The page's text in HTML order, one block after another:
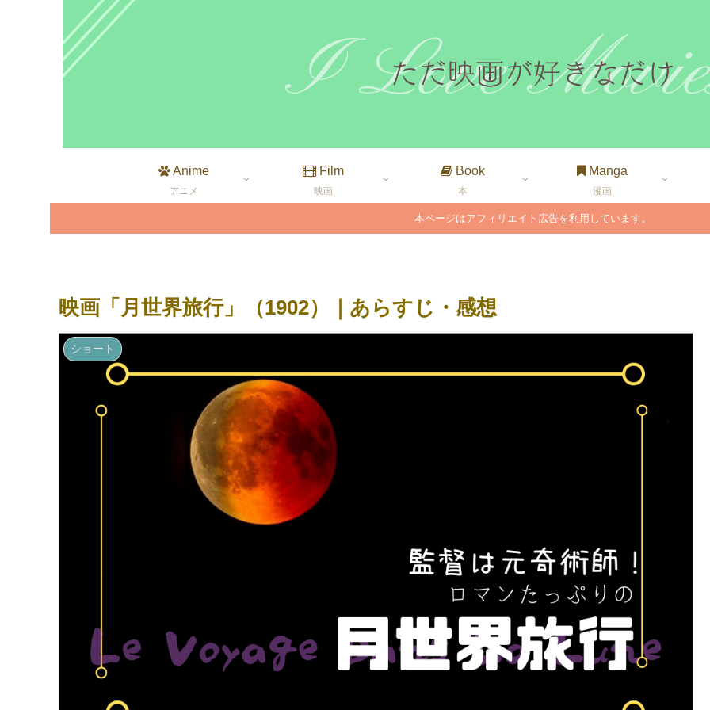
Anime
アニメ
Film
映画
Book
本
Manga
漫画
本ページはアフィリエイト広告を利用しています。
映画「月世界旅行」（1902）｜あらすじ・感想
ショート